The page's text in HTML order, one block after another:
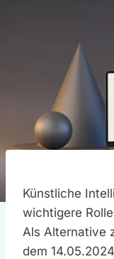
Künstliche
wichtigere
Als Alternative
dem